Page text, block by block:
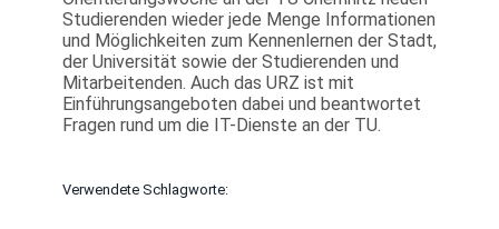
Studierenden wieder jede Menge Informationen
und Möglichkeiten zum Kennenlernen der Stadt,
der Universität sowie der Studierenden und
Mitarbeitenden. Auch das URZ ist mit
Einführungsangeboten dabei und beantwortet
Fragen rund um die IT-Dienste an der TU.
Verwendete Schlagworte: